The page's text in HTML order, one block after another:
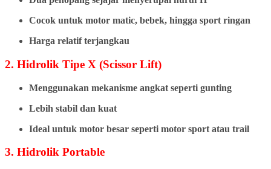
Cocok untuk motor matic, bebek, hingga sport ringan
Harga relatif terjangkau
2. Hidrolik Tipe X (Scissor Lift)
Menggunakan mekanisme angkat seperti gunting
Lebih stabil dan kuat
Ideal untuk motor besar seperti motor sport atau trail
3. Hidrolik Portable